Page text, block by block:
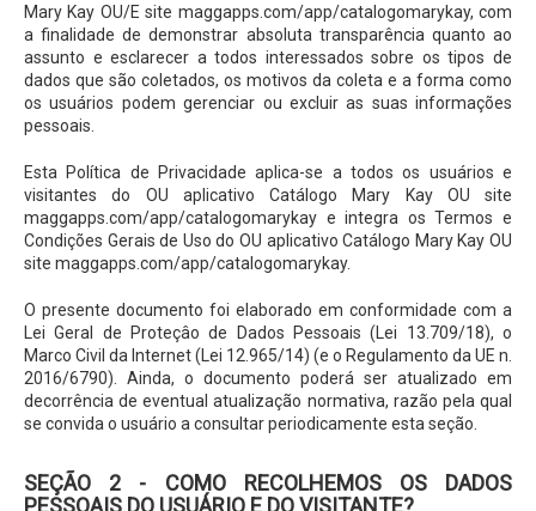
Mary Kay OU/E site maggapps.com/app/catalogomarykay, com
a finalidade de demonstrar absoluta transparência quanto ao
assunto e esclarecer a todos interessados sobre os tipos de
dados que são coletados, os motivos da coleta e a forma como
os usuários podem gerenciar ou excluir as suas informações
pessoais.
Esta Política de Privacidade aplica-se a todos os usuários e
visitantes do OU aplicativo Catálogo Mary Kay OU site
maggapps.com/app/catalogomarykay e integra os Termos e
Condições Gerais de Uso do OU aplicativo Catálogo Mary Kay OU
site maggapps.com/app/catalogomarykay.
O presente documento foi elaborado em conformidade com a
Lei Geral de Proteçâo de Dados Pessoais (Lei 13.709/18), o
Marco Civil da Internet (Lei 12.965/14) (e o Regulamento da UE n.
2016/6790). Ainda, o documento poderá ser atualizado em
decorrência de eventual atualização normativa, razão pela qual
se convida o usuário a consultar periodicamente esta seção.
SEÇÃO 2 - COMO RECOLHEMOS OS DADOS
PESSOAIS DO USUÁRIO E DO VISITANTE?